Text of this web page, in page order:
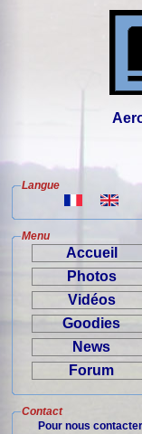
Langue
Menu
Accueil
Photos
Vidéos
Goodies
News
Forum
Contact
Pour nous